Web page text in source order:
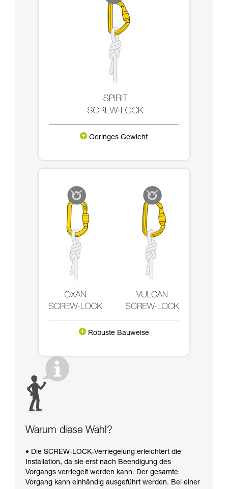
Geringes Gewicht
Robuste Bauweise
Warum diese Wahl?
• Die SCREW-LOCK-Verriegelung erleichtert die
Installation, da sie erst nach Beendigung des
Vorgangs verriegelt werden kann. Der gesamte
Vorgang kann einhändig ausgeführt werden. Bei einer